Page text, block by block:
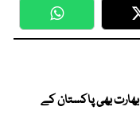
WhatsApp
بھی پاکستان کے